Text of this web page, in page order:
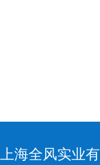
上海全风实业